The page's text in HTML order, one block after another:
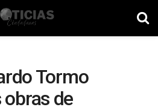
Tormo
de